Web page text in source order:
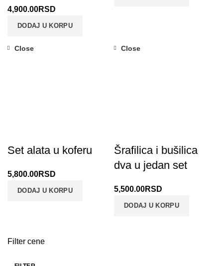
Filter cene
4,900.00RSD
DODAJ U KORPU
Close
Set alata u koferu
5,800.00RSD
DODAJ U KORPU
Close
Šrafilica i bušilica
dva u jedan set
5,500.00RSD
DODAJ U KORPU